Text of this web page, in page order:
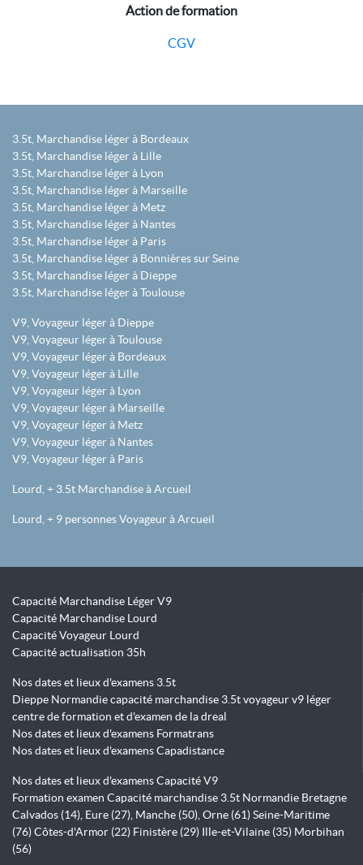
Action de formation
CGV
3.5t, Marchandise léger à Bordeaux
3.5t, Marchandise léger à Lille
3.5t, Marchandise léger à Lyon
3.5t, Marchandise léger à Marseille
3.5t, Marchandise léger à Metz
3.5t, Marchandise léger à Nantes
3.5t, Marchandise léger à Paris
3.5t, Marchandise léger à Bonnières sur Seine
3.5t, Marchandise léger à Dieppe
3.5t, Marchandise léger à Toulouse
V9, Voyageur léger à Dieppe
V9, Voyageur léger à Toulouse
V9, Voyageur léger à Bordeaux
V9, Voyageur léger à Lille
V9, Voyageur léger à Lyon
V9, Voyageur léger à Marseille
V9, Voyageur léger à Metz
V9, Voyageur léger à Nantes
V9, Voyageur léger à Paris
Lourd, + 3.5t Marchandise à Arcueil
Lourd, + 9 personnes Voyageur à Arcueil
Capacité Marchandise Léger V9
Capacité Marchandise Lourd
Capacité Voyageur Lourd
Capacité actualisation 35h
Nos dates et lieux d'examens 3.5t
Dieppe Normandie capacité marchandise 3.5t voyageur v9 léger
centre de formation et d'examen de la dreal
Nos dates et lieux d'examens Formatrans
Nos dates et lieux d'examens Capadistance
Nos dates et lieux d'examens Capacité V9
Formation examen Capacité marchandise 3.5t Normandie Bretagne
Calvados (14), Eure (27), Manche (50), Orne (61) Seine-Maritime
(76) Côtes-d'Armor (22) Finistère (29) Ille-et-Vilaine (35) Morbihan
(56)